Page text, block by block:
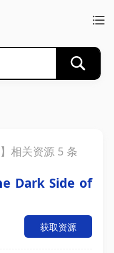
】相关资源5 条
Dark Side of
获取资源